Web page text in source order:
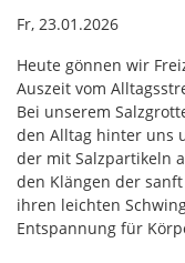
Fr, 23.01.2026
Heute gönnen wir
Auszeit vom
Bei unserem
den Alltag hinter uns
der mit Salzpartikeln
den Klängen der
ihren leichten
Entspannung für